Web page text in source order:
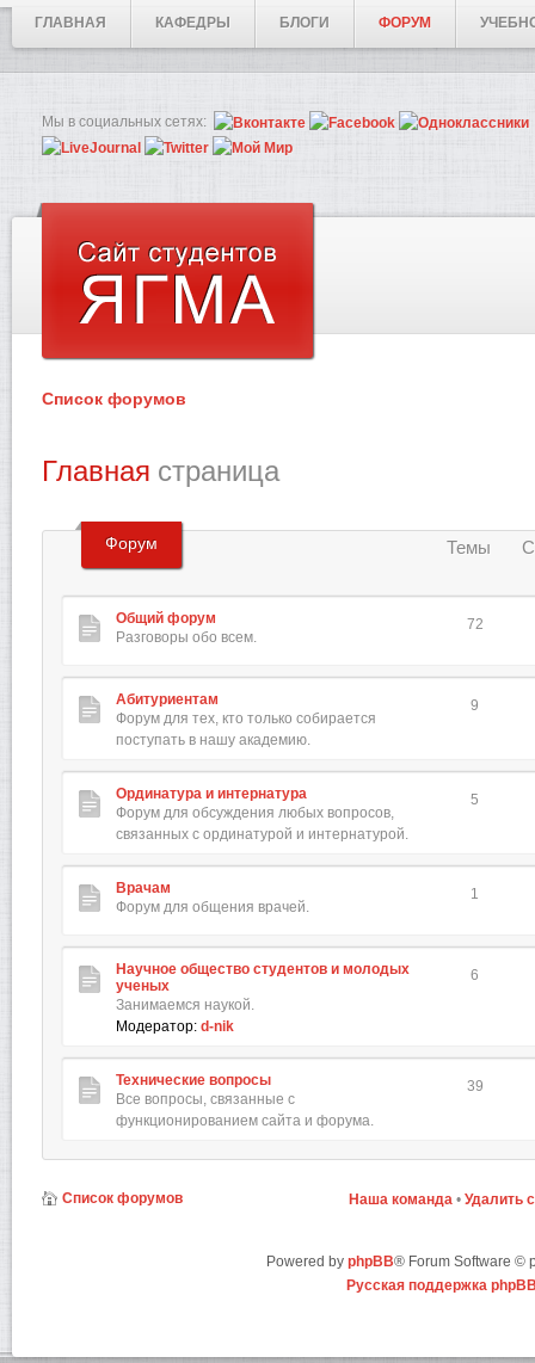
ГЛАВНАЯ КАФЕДРЫ БЛОГИ ФОРУМ
Мы в социальных сетях:
Список форумов
Главная страница
Форум Темы
Общий форум
Разговоры обо всем.
72
Абитуриентам
Форум для тех, кто только собирается
поступать в нашу академию.
9
Ординатура и интернатура
Форум для обсуждения любых вопросов,
связанных с ординатурой и интернатурой.
5
Врачам
Форум для общения врачей.
1
Научное общество студентов и молодых
ученых
Занимаемся наукой.
Модератор: d-nik
6
Технические вопросы
Все вопросы, связанные с
функционированием сайта и форума.
39
Список форумов Наша команда • Удалить
Powered by phpBB® Forum Software ©
Русская поддержка